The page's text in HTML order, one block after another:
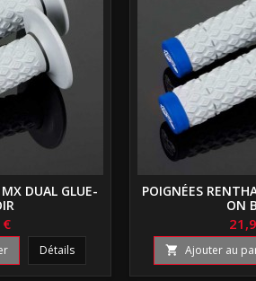
DUAL GLUE-
Détails
POIGNÉES
ON
 Ajouter au